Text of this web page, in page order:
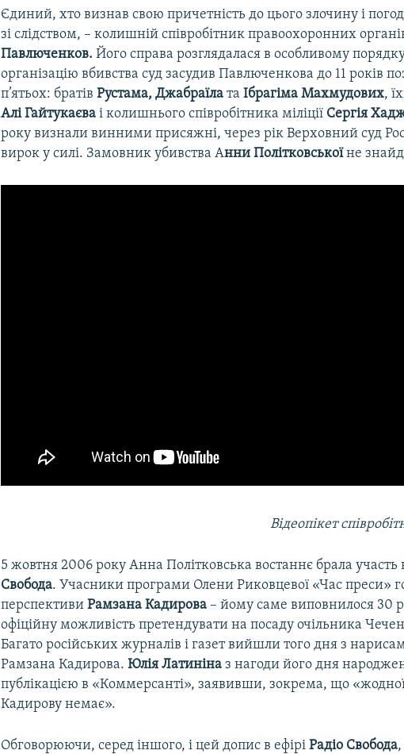
Єдиний, хто визнав свою причетність до цього злочину і
зі слідством, – колишній співробітник правоохоронних
Павлюченков. Його справа розглядалася в особливому
організацію вбивства суд засудив Павлюченкова до 11 років
п’ятьох: братівРустама, Джабраїла таІбрагіма Махмудових,
Алі Гайтукаєва і колишнього співробітника міліції Сергія
року визнали винними присяжні, через рік Верховний суд
вирок у силі. Замовник убивства Анни Політковськоїне
Відеопікет
5 жовтня 2006 року Анна Політковська востаннє брала участь
Свобода. Учасники програми Олени Риковцевої «Час преси»
перспективиРамзана Кадирова – йому саме виповнилося 30
офіційну можливість претендувати на посаду очільника
Багато російських журналів і газет вийшли того дня з
Рамзана Кадирова.Юлія Латиніна з нагоди його дня
публікацією в «Коммерсанті», заявивши, зокрема, що
Кадирову немає».
Обговорюючи, серед іншого, і цей допис в ефіріРадіо Свобода